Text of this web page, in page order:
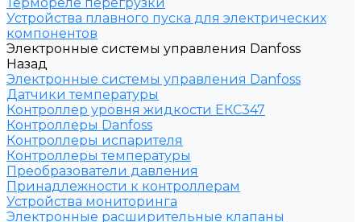
Устройства плавного пуска для электрических
компонентов
Электронные системы управления Danfoss
Назад
Электронные системы управления Danfoss
Датчики температуры
Контроллер уровня жидкости ЕКС347
Контроллеры Danfoss
Контроллеры испарителя
Контроллеры температуры
Преобразователи давления
Принадлежности к контроллерам
Устройства мониторинга
Электронные расширительные клапаны